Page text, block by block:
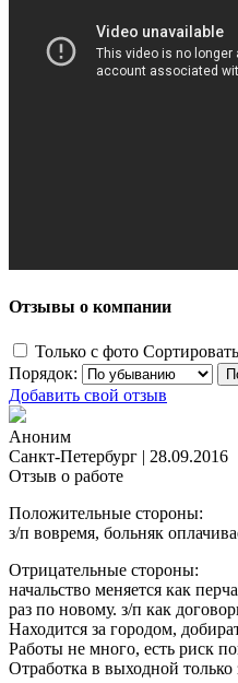
Отзывы о компании
Только с фото
Порядок:
Добавить свой отзыв
Аноним
Санкт-Петербург | 28.09.2016
Отзыв о работе
Положительные стороны:
з/п вовремя, больняк
Отрицательные стороны:
начальство меняется как
раз по новому. з/п как
Находится за городом,
Работы не много, есть риск
Отработка в выходной только